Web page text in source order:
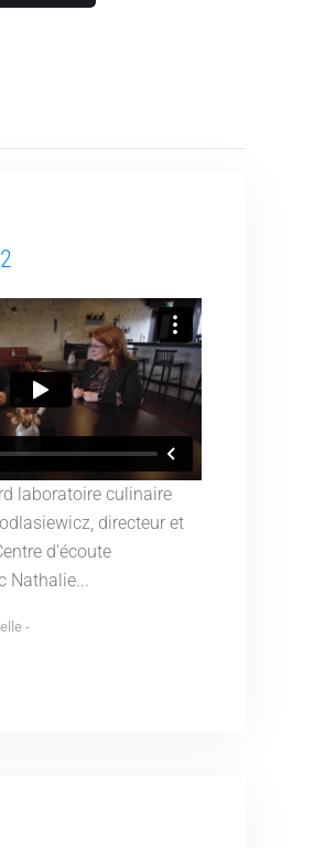
laboratoire culinaire
directeur et
d'écoute
Nathalie...
-